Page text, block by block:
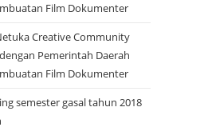
Film Dokumenter
Creative Community
Pemerintah Daerah
Film Dokumenter
semester gasal tahun 2018